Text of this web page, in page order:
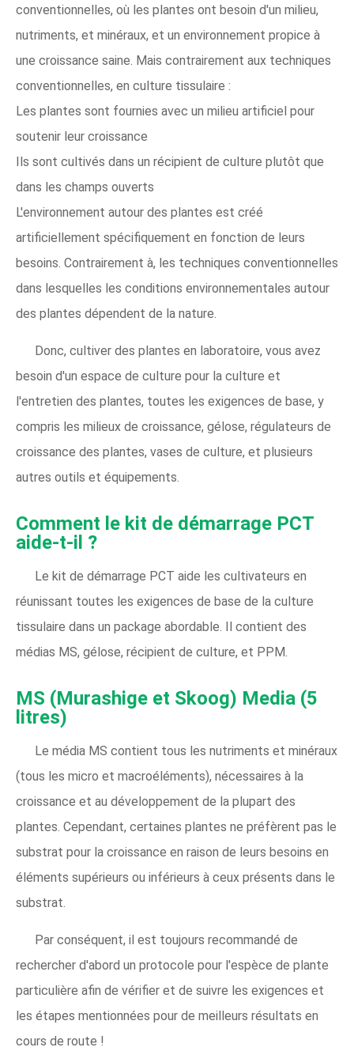
conventionnelles, où les plantes ont besoin d'un milieu,
nutriments, et minéraux, et un environnement propice à
une croissance saine. Mais contrairement aux techniques
conventionnelles, en culture tissulaire :
Les plantes sont fournies avec un milieu artificiel pour
soutenir leur croissance
Ils sont cultivés dans un récipient de culture plutôt que
dans les champs ouverts
L'environnement autour des plantes est créé
artificiellement spécifiquement en fonction de leurs
besoins. Contrairement à, les techniques conventionnelles
dans lesquelles les conditions environnementales autour
des plantes dépendent de la nature.
Donc, cultiver des plantes en laboratoire, vous avez
besoin d'un espace de culture pour la culture et
l'entretien des plantes, toutes les exigences de base, y
compris les milieux de croissance, gélose, régulateurs de
croissance des plantes, vases de culture, et plusieurs
autres outils et équipements.
Comment le kit de démarrage PCT
aide-t-il ?
Le kit de démarrage PCT aide les cultivateurs en
réunissant toutes les exigences de base de la culture
tissulaire dans un package abordable. Il contient des
médias MS, gélose, récipient de culture, et PPM.
MS (Murashige et Skoog) Media (5
litres)
Le média MS contient tous les nutriments et minéraux
(tous les micro et macroéléments), nécessaires à la
croissance et au développement de la plupart des
plantes. Cependant, certaines plantes ne préfèrent pas le
substrat pour la croissance en raison de leurs besoins en
éléments supérieurs ou inférieurs à ceux présents dans le
substrat.
Par conséquent, il est toujours recommandé de
rechercher d'abord un protocole pour l'espèce de plante
particulière afin de vérifier et de suivre les exigences et
les étapes mentionnées pour de meilleurs résultats en
cours de route !